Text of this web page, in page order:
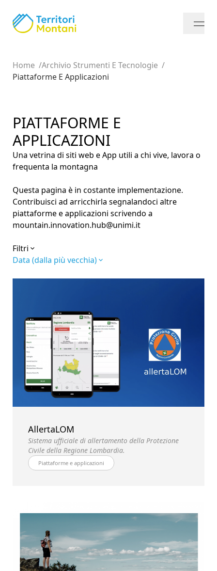
Home
Archivio Strumenti E Tecnologie
Piattaforme E Applicazioni
PIATTAFORME E
APPLICAZIONI
Una vetrina di siti web e App utili a chi vive, lavora o
frequenta la montagna
Questa pagina è in costante implementazione.
Contribuisci ad arricchirla segnalandoci altre
piattaforme e applicazioni scrivendo a
mountain.innovation.hub@unimi.it
Filtri
Data (dalla più vecchia)
AllertaLOM
Sistema ufficiale di allertamento della Protezione
Civile della Regione Lombardia.
Piattaforme e applicazioni